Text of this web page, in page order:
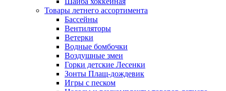
Товары летнего ассортимента
Бассейны
Вентиляторы
Ветерки
Водные бомбочки
Воздушные змеи
Горки детские Лесенки
Зонты Плащ-дождевик
Игры с песком